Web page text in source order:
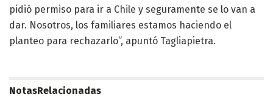
pidió permiso para ir a Chile y seguramente se lo van a
dar. Nosotros, los familiares estamos haciendo el
planteo para rechazarlo”, apuntó Tagliapietra.
NotasRelacionadas